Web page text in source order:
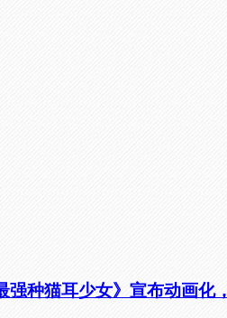
种猫耳少女》宣布动画化